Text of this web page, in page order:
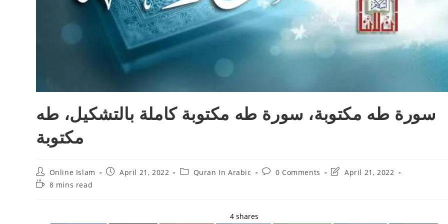
سورة طه مكتوبة، سورة طه مكتوبة كاملة بالتشكيل، طه
مكتوبة
Post
author:
Online Islam
PostApril 21, 2022
PostQuran In Arabic
Post0 Comments
PostApril 21, 2022
Reading8 mins read
4 shares